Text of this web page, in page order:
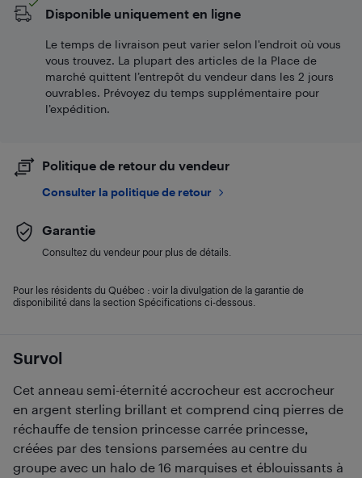
Survol
Cet anneau semi-éternité accrocheur est accrocheur
en argent sterling brillant et comprend cinq pierres de
réchauffe de tension princesse carrée princesse,
créées par des tensions parsemées au centre du
groupe avec un halo de 16 marquises et éblouissants à
Disponible uniquement en ligne
Le temps de livraison peut varier selon l'endroit où vous
vous trouvez. La plupart des articles de la Place de
marché quittent l’entrepôt du vendeur dans les 2 jours
ouvrables. Prévoyez du temps supplémentaire pour
l’expédition.
Politique de retour du vendeur
Consulter la politique de retour
Garantie
Consultez du vendeur pour plus de détails.
Pour les résidents du Québec : voir la divulgation de la garantie de
disponibilité dans la section Spécifications ci-dessous.